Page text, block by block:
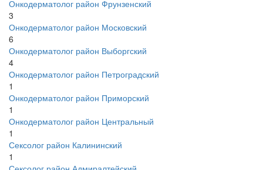
Онкодерматолог район Фрунзенский
3
Онкодерматолог район Московский
6
Онкодерматолог район Выборгский
4
Онкодерматолог район Петроградский
1
Онкодерматолог район Приморский
1
Онкодерматолог район Центральный
1
Сексолог район Калининский
1